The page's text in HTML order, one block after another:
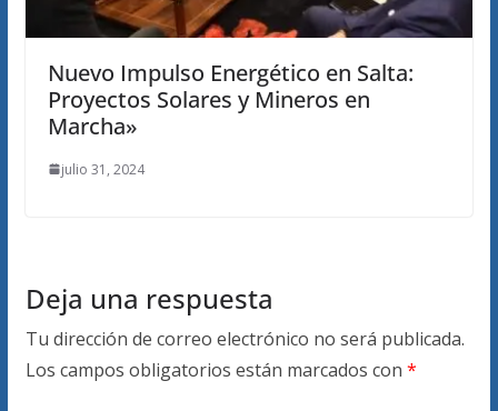
Nuevo Impulso Energético en Salta:
Proyectos Solares y Mineros en
Marcha»
julio 31, 2024
Deja una respuesta
Tu dirección de correo electrónico no será publicada.
Los campos obligatorios están marcados con *